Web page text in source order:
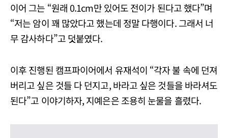
이어 그는 “원래 0.1cm만 있어도 전이가 된다고 했다”며
“저는 암이 꽤 많았다고 했는데 정말 다행이다. 그래서 너
무 감사하다”고 덧붙였다.
이후 진행된 캠프파이어에서 유재석이 “각자 불 속에 던져
버리고 싶은 것들 다 던지고, 바라고 싶은 것들을 바라셔도
된다”고 이야기하자, 지예은은 조용히 눈물을 흘렸다.